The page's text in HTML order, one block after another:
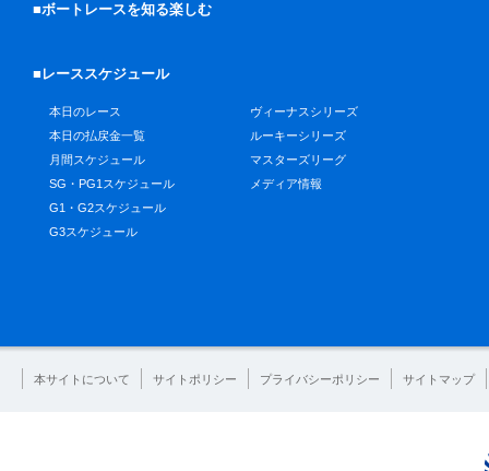
■ボートレースを知る楽しむ
■レーススケジュール
本日のレース
本日の払戻金一覧
月間スケジュール
SG・PG1スケジュール
G1・G2スケジュール
G3スケジュール
ヴィーナスシリーズ
ルーキーシリーズ
マスターズリーグ
メディア情報
本サイトについて サイトポリシー プライバシーポリシー サイトマップ